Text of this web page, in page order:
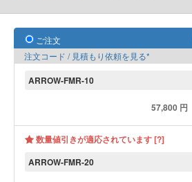
ン
ご注文
注文コード / 見積もり依頼を見る*
ARROW-FMR-10
57,800 円
数量値引きが適応されています [?]
ARROW-FMR-20